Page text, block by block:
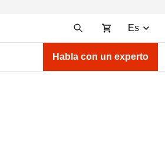
Es
Habla con un experto